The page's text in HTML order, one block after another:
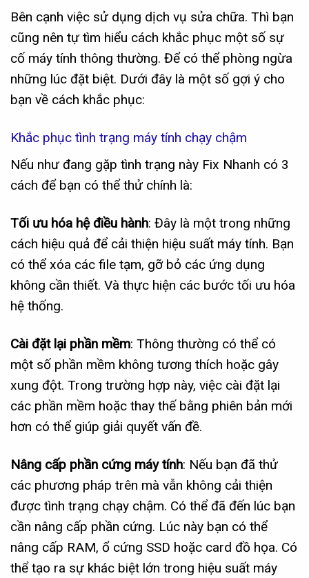
Bên cạnh việc sử dụng dịch vụ sửa chữa. Thì bạn
cũng nên tự tìm hiểu cách khắc phục một số sự
cố máy tính thông thường. Để có thể phòng ngừa
những lúc đặt biệt. Dưới đây là một số gợi ý cho
bạn về cách khắc phục:
Khắc phục tình trạng máy tính chạy chậm
Nếu như đang gặp tình trạng này Fix Nhanh có 3
cách để bạn có thể thử chính là:
Tối ưu hóa hệ điều hành: Đây là một trong những
cách hiệu quả để cải thiện hiệu suất máy tính. Bạn
có thể xóa các file tạm, gỡ bỏ các ứng dụng
không cần thiết. Và thực hiện các bước tối ưu hóa
hệ thống.
Cài đặt lại phần mềm: Thông thường có thể có
một số phần mềm không tương thích hoặc gây
xung đột. Trong trường hợp này, việc cài đặt lại
các phần mềm hoặc thay thế bằng phiên bản mới
hơn có thể giúp giải quyết vấn đề.
Nâng cấp phần cứng máy tính: Nếu bạn đã thử
các phương pháp trên mà vẫn không cải thiện
được tình trạng chạy chậm. Có thể đã đến lúc bạn
cần nâng cấp phần cứng. Lúc này bạn có thể
nâng cấp RAM, ổ cứng SSD hoặc card đồ họa. Có
thể tạo ra sự khác biệt lớn trong hiệu suất máy